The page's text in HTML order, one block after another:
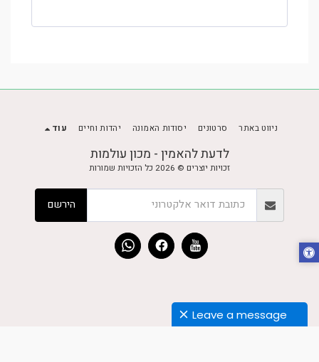
Leave a message
לדעת להאמין - מכון עולמות
זכויות יוצרים © 2026 כל הזכויות שמורות
ניווט באתר סרטונים יסודות האמונה יהדות וחיים עוד
הירשם